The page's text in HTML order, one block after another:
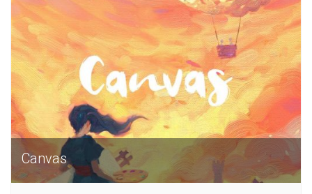
Canvas